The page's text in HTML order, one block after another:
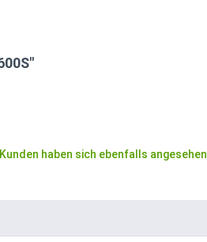
Kunden haben sich ebenfalls angesehen